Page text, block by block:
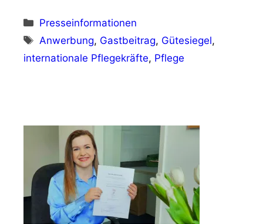
Kategorien
Presseinformationen
Schlagwörter
Anwerbung, Gastbeitrag, Gütesiegel,
internationale Pflegekräfte, Pflege